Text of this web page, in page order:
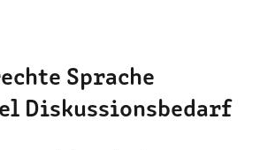
Sprache
Diskussionsbedarf